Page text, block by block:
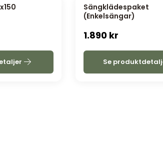
Sängklädespaket
(Enkelsängar)
1.890 kr
Se